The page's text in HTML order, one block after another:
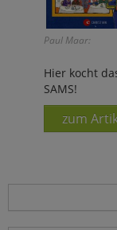
Paul Maar:
Hier kocht
SAMS!
zum